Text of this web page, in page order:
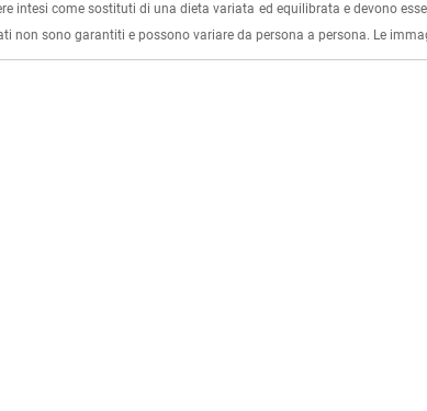
intesi come sostituti di una dieta variata ed equilibrata e devono
non sono garantiti e possono variare da persona a persona. Le